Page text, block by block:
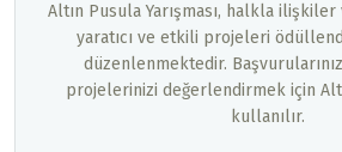
Altın Pusula Yarışması, halkla
yaratıcı ve etkili projeleri
düzenlenmektedir.
projelerinizi değerlendirmek için
kullanılır.